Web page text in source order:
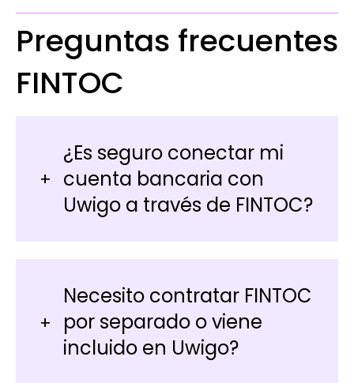
Preguntas frecuentes
FINTOC
¿Es seguro conectar mi
cuenta bancaria con
Uwigo a través de FINTOC?
Necesito contratar FINTOC
por separado o viene
incluido en Uwigo?